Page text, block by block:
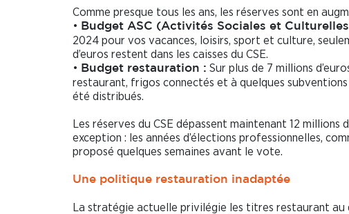
Comme presque tous les ans, les réserves sont en
• Budget ASC (Activités Sociales et
2024 pour vos vacances, loisirs, sport et culture,
d’euros restent dans les caisses du CSE.
• Budget restauration : Sur plus de 7 millions
restaurant, frigos connectés et à quelques
été distribués.
Les réserves du CSE dépassent maintenant 12 millions
exception : les années d’élections professionnelles,
proposé quelques semaines avant le vote.
Une politique restauration inadaptée
La stratégie actuelle privilégie les titres restaurant